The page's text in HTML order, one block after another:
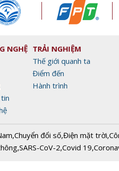
NGHỆ TRẢI NGHIỆM
Thế giới quanh ta
Điểm đến
Hành trình
,Chuyển đổi số,Điện mặt trời,
,SARS-CoV-2,Covid 19,